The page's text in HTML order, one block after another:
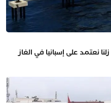
نعتمد على إسبانيا في الغاز